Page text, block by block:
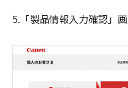
5.「製品情報入力確認」